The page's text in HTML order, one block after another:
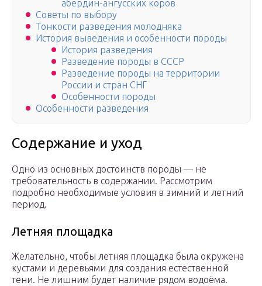
абердин-ангусских коров
Советы по выбору
Тонкости разведения молодняка
История выведения и особенности породы
История разведения
Разведение породы в СССР
Разведение породы на территории
России и стран СНГ
Особенности породы
Особенности разведения
Содержание и уход
Одно из основных достоинств породы — не
требовательность в содержании. Рассмотрим
подробно необходимые условия в зимний и летний
период.
Летняя площадка
Желательно, чтобы летняя площадка была окружена
кустами и деревьями для создания естественной
тени. Не лишним будет наличие рядом водоёма.